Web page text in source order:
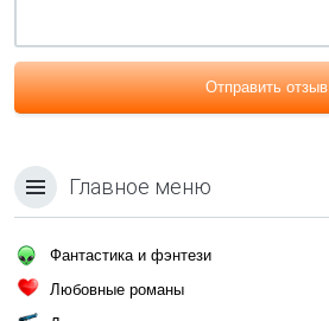
Отправить отзыв
Главное меню
Фантастика и фэнтези
Любовные романы